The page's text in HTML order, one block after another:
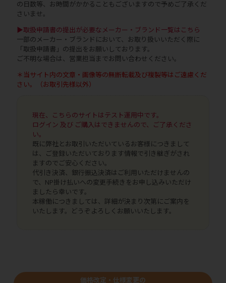
の日数等、お時間がかかることもございますので予めご了承くだ
さいませ。
▶取扱申請書の提出が必要なメーカー・ブランド一覧はこちら
一部のメーカー・ブランドにおいて、お取り扱いいただく際に
「取扱申請書」の提出をお願いしております。
ご不明な場合は、営業担当までお問い合わせください。
＊当サイト内の文章・画像等の無断転載及び複製等はご遠慮くだ
さい。（お取引先様以外）
現在、こちらのサイトはテスト運用中です。
ログイン 及び ご購入はできませんので、ご了承くださ
い。
既に弊社とお取引いただいているお客様につきまして
は、ご登録いただいております情報で引き継ぎがされ
ますのでご安心ください。
代引き決済、銀行振込決済はご利用いただけませんの
で、NP掛け払いへの変更手続きをお申し込みいただけ
ましたら幸いです。
本稼働につきましては、詳細が決まり次第にご案内を
いたします。どうぞよろしくお願いいたします。
価格改定・仕様変更の